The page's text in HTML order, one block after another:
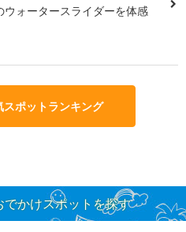
ウォータースライダーを体感
ポットランキング
かけスポットを探す